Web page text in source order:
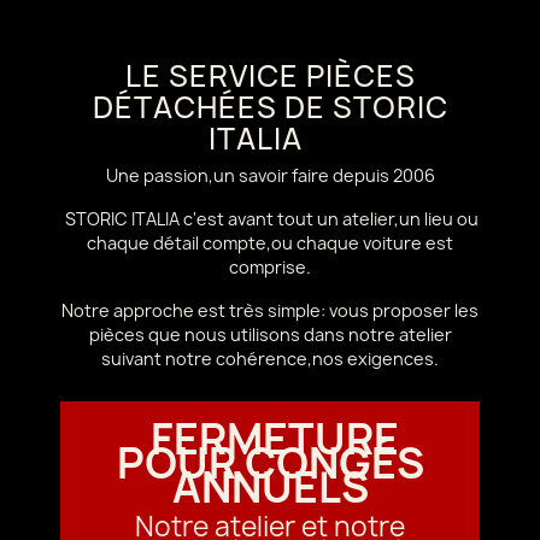
LE SERVICE PIÈCES
DÉTACHÉES DE STORIC
ITALIA
Une passion,un savoir faire depuis 2006
STORIC ITALIA c'est avant tout un atelier,un lieu ou
chaque détail compte,ou chaque voiture est
comprise.
Notre approche est très simple: vous proposer les
pièces que nous utilisons dans notre atelier
suivant notre cohérence,nos exigences.
FERMETURE
POUR CONGÉS
ANNUELS
Notre atelier et notre